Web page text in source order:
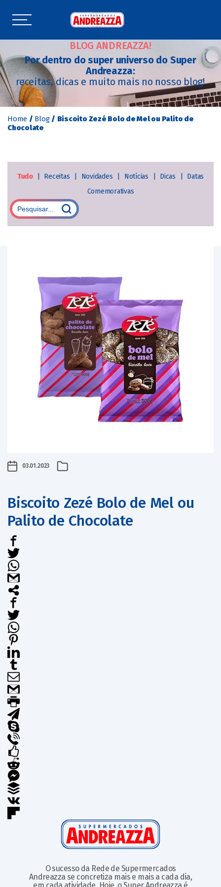
BLOG ANDREAZZA!
Por dentro do super universo do Super
Andreazza:
receitas, dicas e muito mais no nosso blog!
Home / Blog / Biscoito Zezé Bolo de Mel ou Palito de
Chocolate
Tudo Receitas Novidades Notícias Dicas
Datas
Comemorativas
03.01.2023
Biscoito Zezé Bolo de Mel ou
Palito de Chocolate
O sucesso da Rede de Supermercados
Andreazza se concretiza mais e mais a cada dia,